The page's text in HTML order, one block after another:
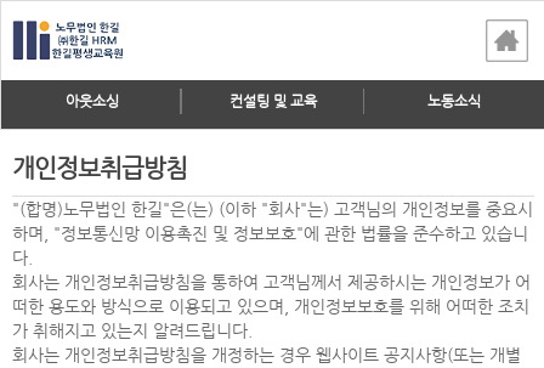
아웃소싱 컨설팅 및 교육 노동소식
개인정보취급방침
"(합명)노무법인 한길"은(는) (이하 "회사"는) 고객님의 개인정보를 중요시
하며, "정보통신망 이용촉진 및 정보보호"에 관한 법률을 준수하고 있습니
다.
회사는 개인정보취급방침을 통하여 고객님께서 제공하시는 개인정보가 어
떠한 용도와 방식으로 이용되고 있으며, 개인정보보호를 위해 어떠한 조치
가 취해지고 있는지 알려드립니다.
회사는 개인정보취급방침을 개정하는 경우 웹사이트 공지사항(또는 개별